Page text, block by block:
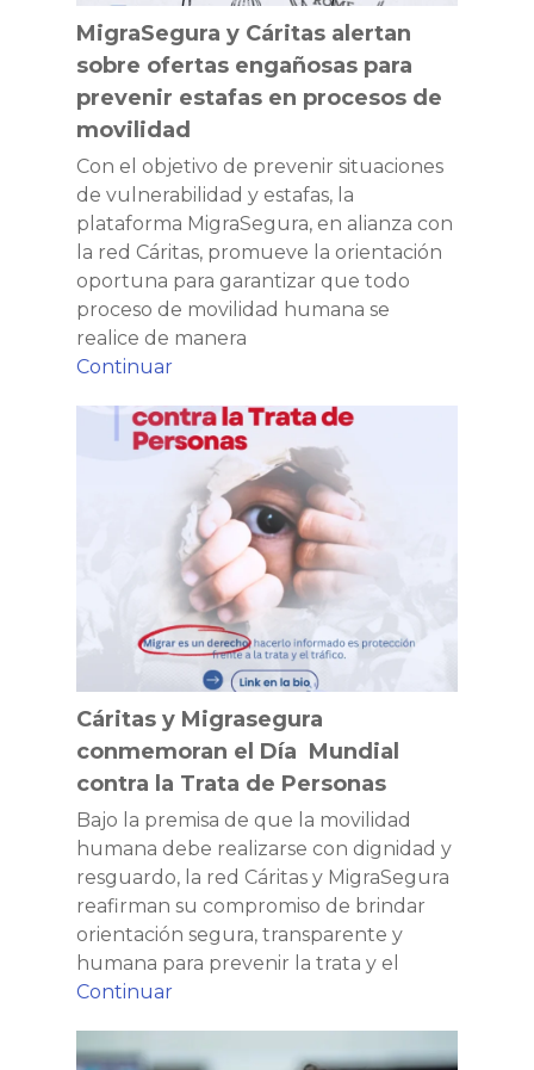
vencido
en
procesos
de
movilidad
MigraSegura y Cáritas alertan
sobre ofertas engañosas para
prevenir estafas en procesos de
movilidad
Con el objetivo de prevenir situaciones
de vulnerabilidad y estafas, la
plataforma MigraSegura, en alianza con
la red Cáritas, promueve la orientación
oportuna para garantizar que todo
proceso de movilidad humana se
realice de manera
ContinuarMigraSegura
Cáritas
alertan
sobre
ofertas
engañosas
para
prevenir
estafas
en
procesos
de
movilidad
Cáritas
conmemoran
de
Personas
Cáritas y Migrasegura
conmemoran el Día Mundial
contra la Trata de Personas
Bajo la premisa de que la movilidad
humana debe realizarse con dignidad y
resguardo, la red Cáritas y MigraSegura
reafirman su compromiso de brindar
orientación segura, transparente y
humana para prevenir la trata y el
ContinuarCáritas